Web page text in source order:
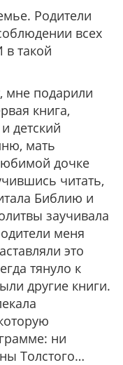
Родители
всех
в такой
мне подарили
книга,
детский
мать
дочке
читать,
Библию и
заучивала
меня
это
тянуло к
другие книги.
ни
Толстого…